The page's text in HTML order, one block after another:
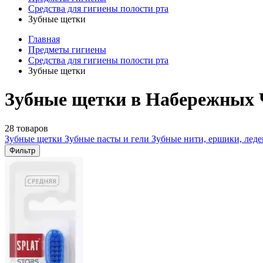
Средства для гигиены полости рта
Зубные щетки
Главная
Предметы гигиены
Средства для гигиены полости рта
Зубные щетки
Зубные щетки в Набережных
28 товаров
Зубные щетки Зубные пасты и гели Зубные нити, ершики,
Фильтр